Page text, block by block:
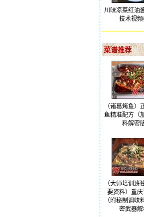
川味凉菜红油
技术视
菜谱推荐
（诸葛烤鱼）
鱼精准配方（
料解密
（大师培训班
要资料）重
（附秘制调味
密武器解